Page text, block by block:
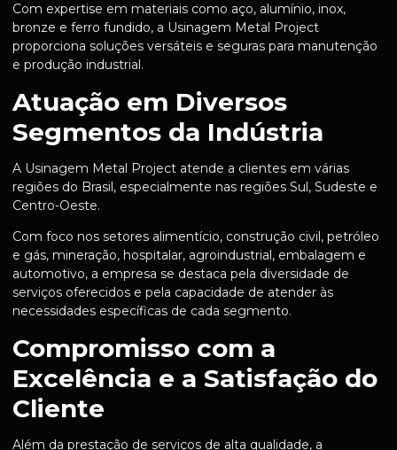
Com expertise em materiais como aço, alumínio, inox,
bronze e ferro fundido, a Usinagem Metal Project
proporciona soluções versáteis e seguras para manutenção
e produção industrial.
Atuação em Diversos
Segmentos da Indústria
A Usinagem Metal Project atende a clientes em várias
regiões do Brasil, especialmente nas regiões Sul, Sudeste e
Centro-Oeste.
Com foco nos setores alimentício, construção civil, petróleo
e gás, mineração, hospitalar, agroindustrial, embalagem e
automotivo, a empresa se destaca pela diversidade de
serviços oferecidos e pela capacidade de atender às
necessidades específicas de cada segmento.
Compromisso com a
Excelência e a Satisfação do
Cliente
Além da prestação de serviços de alta qualidade, a